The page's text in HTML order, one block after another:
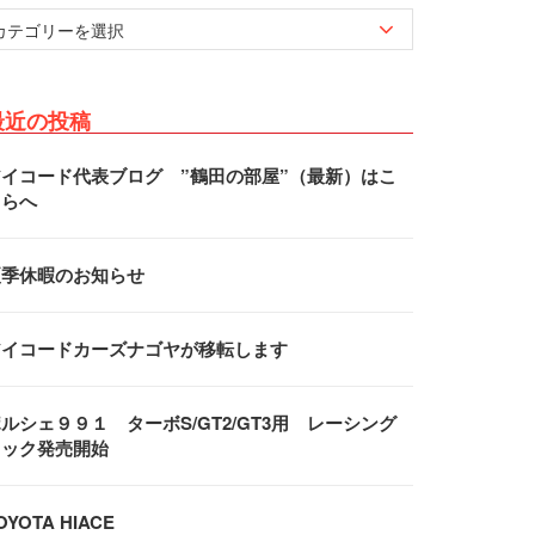
の投稿
コード代表ブログ ”鶴田の部屋”（最新）はこ
へ
休暇のお知らせ
コードカーズナゴヤが移転します
シェ９９１ ターボS/GT2/GT3用 レーシング
ク発売開始
HIACE